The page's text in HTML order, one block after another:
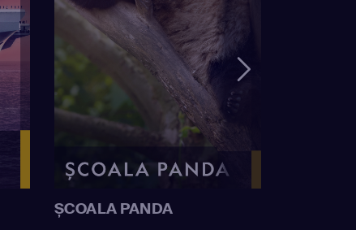
ȘCOALA PANDA